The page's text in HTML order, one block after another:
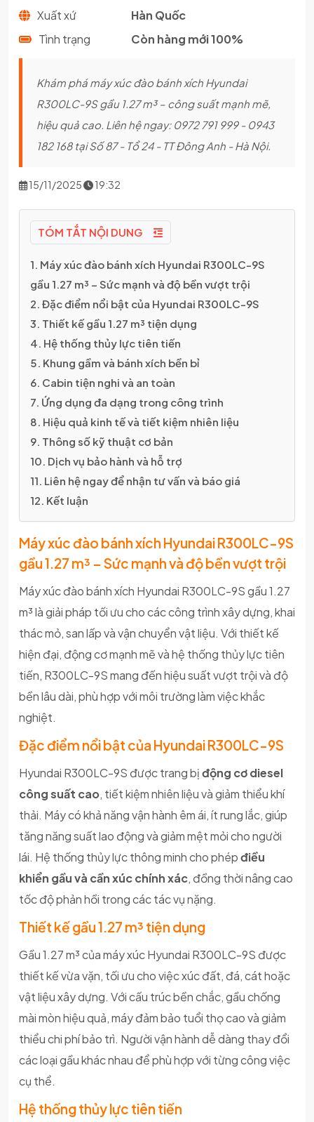
Xuất xứ
Hàn Quốc
Tình trạng
Còn hàng mới 100%
Khám phá máy xúc đào bánh xích Hyundai
R300LC-9S gầu 1.27 m³ – công suất mạnh mẽ,
hiệu quả cao. Liên hệ ngay: 0972 791 999 - 0943
182 168 tại Số 87 - Tổ 24 - TT Đông Anh - Hà Nội.
15/11/2025 19:32
TÓM TẮT NỘI DUNG
1. Máy xúc đào bánh xích Hyundai R300LC-9S
gầu 1.27 m³ – Sức mạnh và độ bền vượt trội
2. Đặc điểm nổi bật của Hyundai R300LC-9S
3. Thiết kế gầu 1.27 m³ tiện dụng
4. Hệ thống thủy lực tiên tiến
5. Khung gầm và bánh xích bền bỉ
6. Cabin tiện nghi và an toàn
7. Ứng dụng đa dạng trong công trình
8. Hiệu quả kinh tế và tiết kiệm nhiên liệu
9. Thông số kỹ thuật cơ bản
10. Dịch vụ bảo hành và hỗ trợ
11. Liên hệ ngay để nhận tư vấn và báo giá
12. Kết luận
Máy xúc đào bánh xích Hyundai R300LC-9S
gầu 1.27 m³ – Sức mạnh và độ bền vượt trội
Máy xúc đào bánh xích Hyundai R300LC-9S gầu 1.27
m³ là giải pháp tối ưu cho các công trình xây dựng, khai
thác mỏ, san lấp và vận chuyển vật liệu. Với thiết kế
hiện đại, động cơ mạnh mẽ và hệ thống thủy lực tiên
tiến, R300LC-9S mang đến hiệu suất vượt trội và độ
bền lâu dài, phù hợp với môi trường làm việc khắc
nghiệt.
Đặc điểm nổi bật của Hyundai R300LC-9S
Hyundai R300LC-9S được trang bịđộng cơ diesel
công suất cao, tiết kiệm nhiên liệu và giảm thiểu khí
thải. Máy có khả năng vận hành êm ái, ít rung lắc, giúp
tăng năng suất lao động và giảm mệt mỏi cho người
lái. Hệ thống thủy lực thông minh cho phépđiều
khiển gầu và cần xúc chính xác, đồng thời nâng cao
tốc độ phản hồi trong các tác vụ nặng.
Thiết kế gầu 1.27 m³ tiện dụng
Gầu 1.27 m³ của máy xúc Hyundai R300LC-9S được
thiết kế vừa vặn, tối ưu cho việc xúc đất, đá, cát hoặc
vật liệu xây dựng. Với cấu trúc bền chắc, gầu chống
mài mòn hiệu quả, máy đảm bảo tuổi thọ cao và giảm
thiểu chi phí bảo trì. Người vận hành dễ dàng thay đổi
các loại gầu khác nhau để phù hợp với từng công việc
cụ thể.
Hệ thống thủy lực tiên tiến